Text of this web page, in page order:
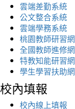
雲端差勤系統
公文整合系統
雲端學務系統
桃園教師研習網
全國教師進修網
特教知能研習網
學生學習扶助網
校內填報
校內線上填報